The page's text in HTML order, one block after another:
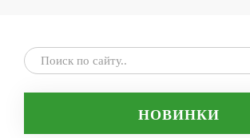
НОВИНКИ